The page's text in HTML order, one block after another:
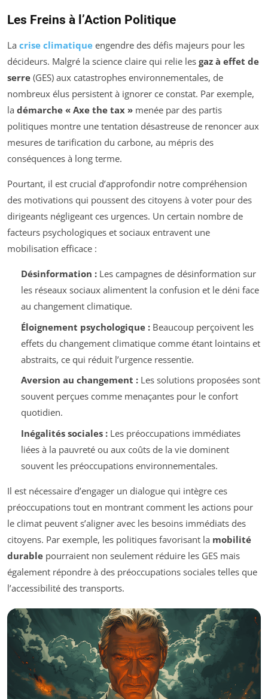
Les Freins à l’Action Politique
La crise climatique engendre des défis majeurs pour les
décideurs. Malgré la science claire qui relie les gaz à effet de
serre (GES) aux catastrophes environnementales, de
nombreux élus persistent à ignorer ce constat. Par exemple,
la démarche « Axe the tax » menée par des partis
politiques montre une tentation désastreuse de renoncer aux
mesures de tarification du carbone, au mépris des
conséquences à long terme.
Pourtant, il est crucial d’approfondir notre compréhension
des motivations qui poussent des citoyens à voter pour des
dirigeants négligeant ces urgences. Un certain nombre de
facteurs psychologiques et sociaux entravent une
mobilisation efficace :
Désinformation :Les campagnes de désinformation sur
les réseaux sociaux alimentent la confusion et le déni face
au changement climatique.
Éloignement psychologique :Beaucoup perçoivent les
effets du changement climatique comme étant lointains et
abstraits, ce qui réduit l’urgence ressentie.
Aversion au changement :Les solutions proposées sont
souvent perçues comme menaçantes pour le confort
quotidien.
Inégalités sociales :Les préoccupations immédiates
liées à la pauvreté ou aux coûts de la vie dominent
souvent les préoccupations environnementales.
Il est nécessaire d’engager un dialogue qui intègre ces
préoccupations tout en montrant comment les actions pour
le climat peuvent s’aligner avec les besoins immédiats des
citoyens. Par exemple, les politiques favorisant la mobilité
durable pourraient non seulement réduire les GES mais
également répondre à des préoccupations sociales telles que
l’accessibilité des transports.